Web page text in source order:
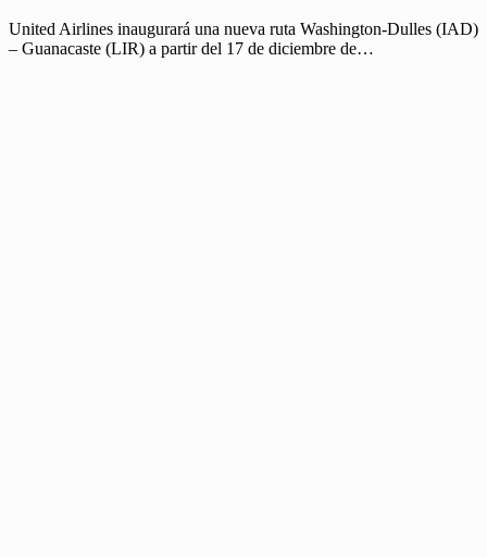
United Airlines inaugurará una nueva ruta Washington-Dulles (IAD)
– Guanacaste (LIR) a partir del 17 de diciembre de…